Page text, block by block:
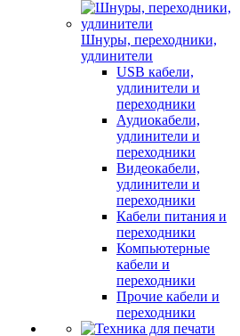
Шнуры, переходники,
удлинители
USB кабели,
удлинители и
переходники
Аудиокабели,
удлинители и
переходники
Видеокабели,
удлинители и
переходники
Кабели питания и
переходники
Компьютерные
кабели и
переходники
Прочие кабели и
переходники